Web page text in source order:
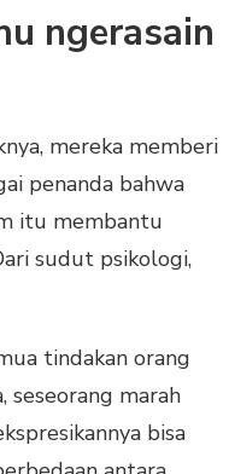
ngerasain
mereka memberi
penanda bahwa
itu membantu
sudut psikologi,
tindakan orang
seseorang marah
bisa